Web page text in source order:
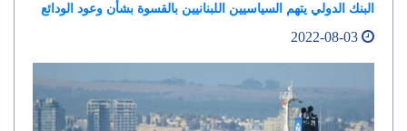
البنك الدولي يتهم السياسيين اللبنانيين بالقسوة بشأن وعود الودائع